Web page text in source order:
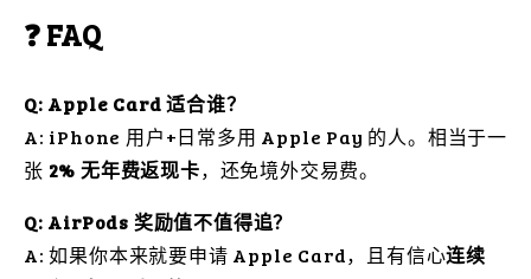
❓ FAQ
Q: Apple Card 适合谁？
A: iPhone 用户+日常多用 Apple Pay 的人。相当于一
张 2% 无年费返现卡，还免境外交易费。
Q: AirPods 奖励值不值得追？
A: 如果你本来就要申请 Apple Card，且有信心连续